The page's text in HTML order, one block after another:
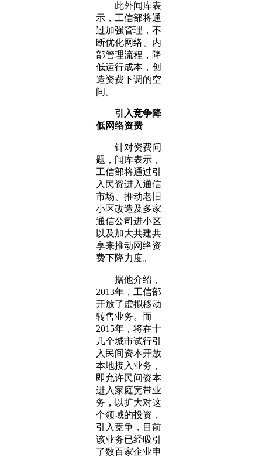
此外闻库表
示，工信部将通
过加强管理，不
断优化网络、内
部管理流程，降
低运行成本，创
造资费下调的空
间。
引入竞争降
低网络资费
针对资费问
题，闻库表示，
工信部将通过引
入民资进入通信
市场、推动老旧
小区改造及多家
通信公司进小区
以及加大共建共
享来推动网络资
费下降力度。
据他介绍，
2013年，工信部
开放了虚拟移动
转售业务。而
2015年，将在十
几个城市试行引
入民间资本开放
本地接入业务，
即允许民间资本
进入家庭宽带业
务，以扩大对这
个领域的投资，
引入竞争，目前
该业务已经吸引
了数百家企业申